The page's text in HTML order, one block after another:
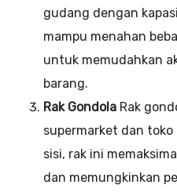
gudang dengan
mampu menahan
untuk memudahkan
barang.
Rak Gondola Rak
supermarket dan
sisi, rak ini
dan memungkinkan